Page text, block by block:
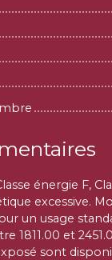
énergie F,
excessive.
un usage
1811.00 et
sont